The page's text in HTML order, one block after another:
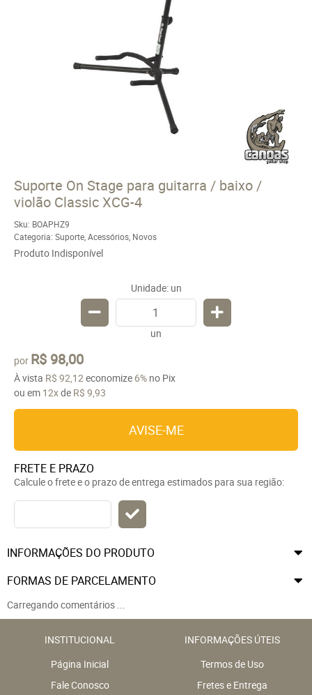
Suporte On Stage para guitarra / baixo /
violão Classic XCG-4
Sku: BOAPHZ9
Categoria: Suporte Acessórios Novos
Produto Indisponível
Unidade: un
un
por R$ 98,00
À vista R$ 92,12economize 6% no Pix
ou em 12xde R$ 9,93
AVISE-ME
FRETE E PRAZO
Calcule o frete e o prazo de entrega estimados para sua região:
INFORMAÇÕES DO PRODUTO
FORMAS DE PARCELAMENTO
Carregando comentários ...
INSTITUCIONAL
Página Inicial
Fale Conosco
INFORMAÇÕES ÚTEIS
Termos de Uso
Fretes e Entrega